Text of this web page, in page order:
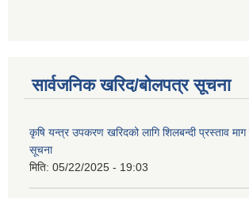
सार्वजनिक खरिद/बोलपत्र सूचना
कृषि यन्त्र उपकरण खरिदको लागि शिलबन्दी प्रस्ताव माग
सूचना
मिति: 05/22/2025 - 19:03